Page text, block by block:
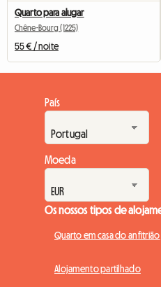
Quarto para alugar
Chêne-Bourg (1225)
55 € / noite
País
Moeda
Os nossos tipos de
Quarto em casa do anfitrião
Alojamento partilhado